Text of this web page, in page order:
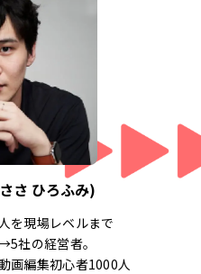
さ ひろふみ)
を現場レベルまで
社の経営者。
画編集初心者1000人